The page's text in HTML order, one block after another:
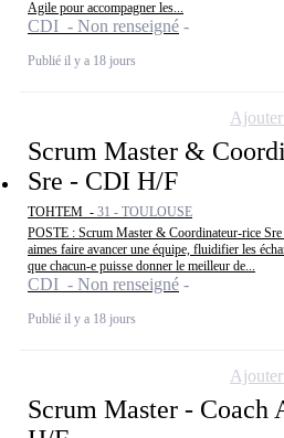
Agile pour accompagner les...
CDI - Non renseigné
Publié il y a 18 jours
Scrum Master &
Sre - CDI H/F
TOHTEM - 31 - TOULOUSE
POSTE : Scrum Master & Coordinateur-rice
aimes faire avancer une équipe, fluidifier les
que chacun-e puisse donner le meilleur de...
CDI - Non renseigné
Publié il y a 18 jours
Scrum Master - Coach